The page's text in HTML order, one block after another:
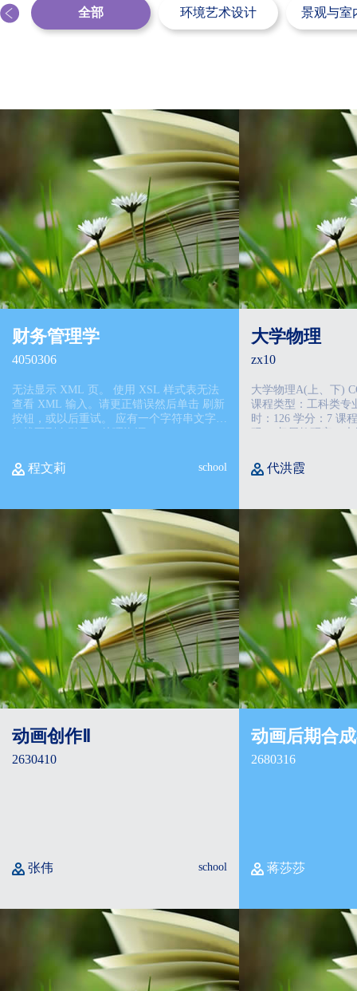
全部 环境艺术设计 景观与室
财务管理学
4050306
无法显示 XML 页。 使用 XSL 样式表无法
查看 XML 输入。请更正错误然后单击 刷新
按钮，或以后重试。 应有一个字符串文字,
程文莉 school
大学物理
zx10
大学物理A(上、下) COLLEGE PHYSICS A
课程类型：工科类专业
时：126 学分：7 课程代码：（学校统一编
代洪霞
动画创作Ⅱ
2630410
张伟 school
动画后期合
2680316
蒋莎莎